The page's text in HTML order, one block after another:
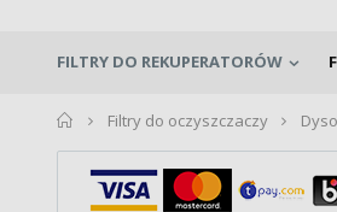
FILTRY DO REKUPERATORÓW
home
Filtry do oczyszczaczy